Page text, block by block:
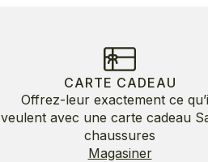
CARTE CADEAU
Offrez-leur exactement ce
veulent avec une carte cadeau
chaussures
Magasiner